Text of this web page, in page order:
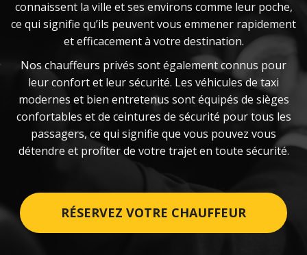
connaissent la ville et ses environs comme leur poche,
ce qui signifie qu’ils peuvent vous emmener rapidement
et efficacement à votre destination.
Nos chauffeurs privés sont également connus pour
leur confort et leur sécurité. Les véhicules de taxi
modernes et bien entretenus sont équipés de sièges
confortables et de ceintures de sécurité pour tous les
passagers, ce qui signifie que vous pouvez vous
détendre et profiter de votre trajet en toute sécurité.
RÉSERVEZ VOTRE CHAUFFEUR